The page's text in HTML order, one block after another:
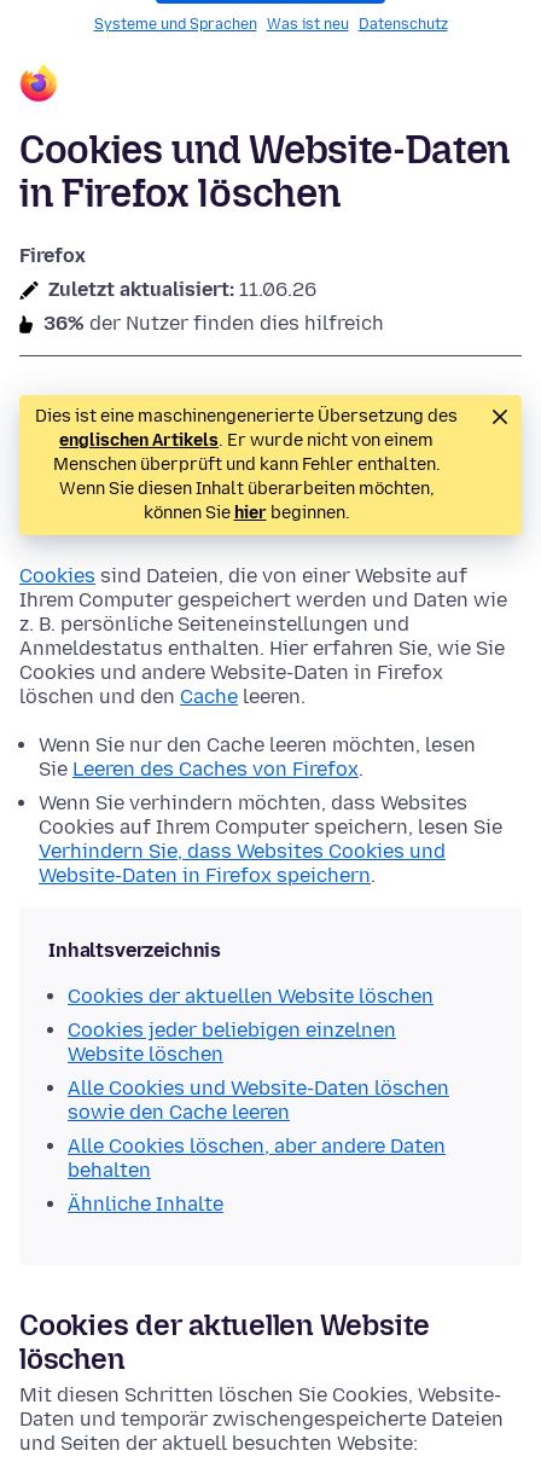
Systeme und Sprachen Was ist neu Datenschutz
Cookies und Website-Daten
in Firefox löschen
Firefox
Zuletzt aktualisiert: 11.06.26
36% der Nutzer finden dies hilfreich
Dies ist eine maschinengenerierte Übersetzung des
englischen Artikels. Er wurde nicht von einem
Menschen überprüft und kann Fehler enthalten.
Wenn Sie diesen Inhalt überarbeiten möchten,
können Sie hierbeginnen.
Cookies sind Dateien, die von einer Website auf
Ihrem Computer gespeichert werden und Daten wie
z. B. persönliche Seiteneinstellungen und
Anmeldestatus enthalten. Hier erfahren Sie, wie Sie
Cookies und andere Website-Daten in Firefox
löschen und den Cache leeren.
Wenn Sie nur den Cache leeren möchten, lesen
Sie Leeren des Caches von Firefox.
Wenn Sie verhindern möchten, dass Websites
Cookies auf Ihrem Computer speichern, lesen Sie
Verhindern Sie, dass Websites Cookies und
Website-Daten in Firefox speichern.
Inhaltsverzeichnis
Cookies der aktuellen Website löschen
Cookies jeder beliebigen einzelnen
Website löschen
Alle Cookies und Website-Daten löschen
sowie den Cache leeren
Alle Cookies löschen, aber andere Daten
behalten
Ähnliche Inhalte
Cookies der aktuellen Website
löschen
Mit diesen Schritten löschen Sie Cookies, Website-
Daten und temporär zwischengespeicherte Dateien
und Seiten der aktuell besuchten Website: